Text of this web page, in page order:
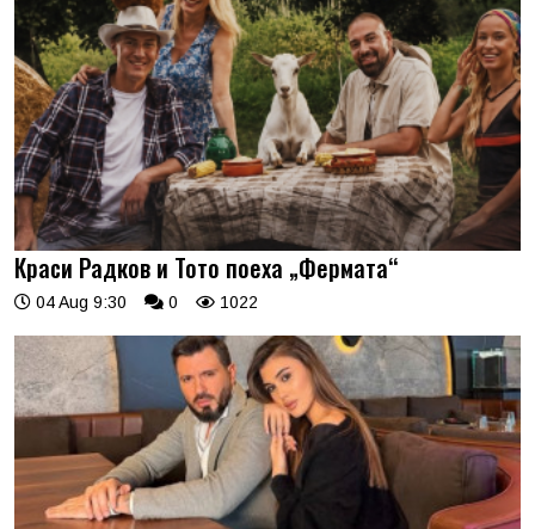
Краси Радков и Тото поеха „Фермата“
04 Aug 9:30 0 1022